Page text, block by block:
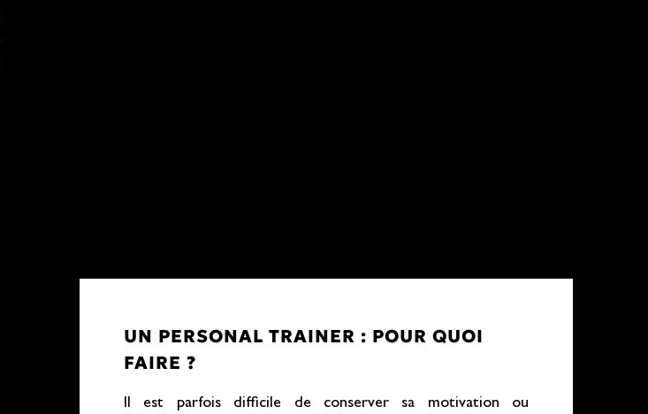
UN PERSONAL TRAINER : POUR QUOI
FAIRE ?
Il est parfois difficile de conserver sa motivation ou